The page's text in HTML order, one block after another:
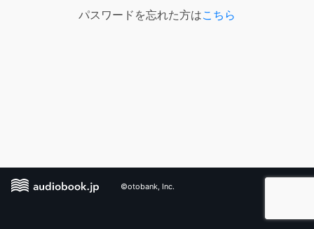
パスワードを忘れた方はこちら
©otobank, Inc.